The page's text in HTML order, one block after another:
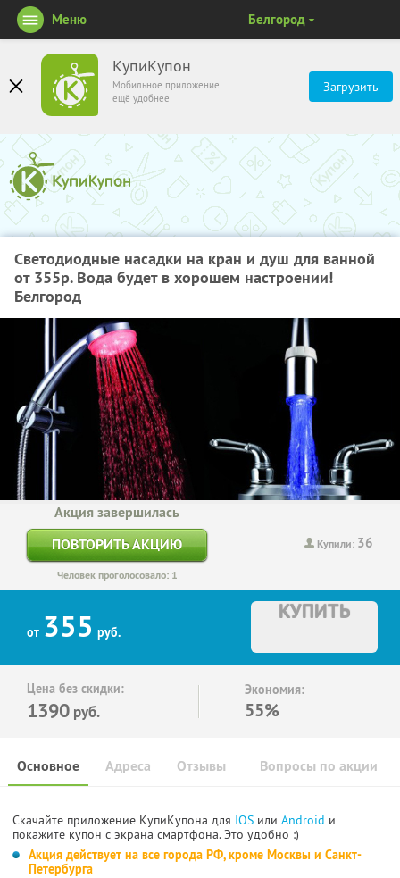
КупиКупон
Мобильное приложение
ещё удобнее
Загрузить
Меню Белгород
Cветодиодные насадки на кран и душ для ванной
от 355р. Вода будет в хорошем настроении!
Белгород
Купили: 36
Акция завершилась
ПОВТОРИТЬ АКЦИЮ
Человек проголосовало: 1
от 355 руб.
КУПИТЬ
Цена без скидки:
1390 руб.
Экономия:
55%
Основное Отзывы Вопросы по акции
Адреса
Скачайте приложение КупиКупона для IOS или Android и
покажите купон с экрана смартфона. Это удобно :)
Акция действует на все города РФ, кроме Москвы и Санкт-
Петербурга